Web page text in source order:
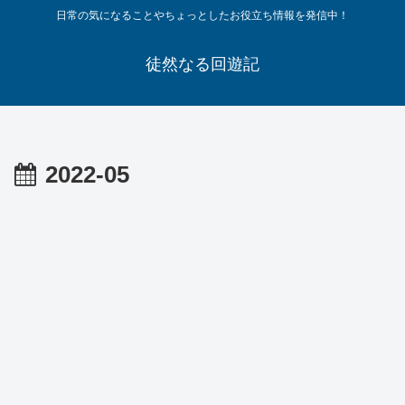
日常の気になることやちょっとしたお役立ち情報を発信中！
徒然なる回遊記
2022-05